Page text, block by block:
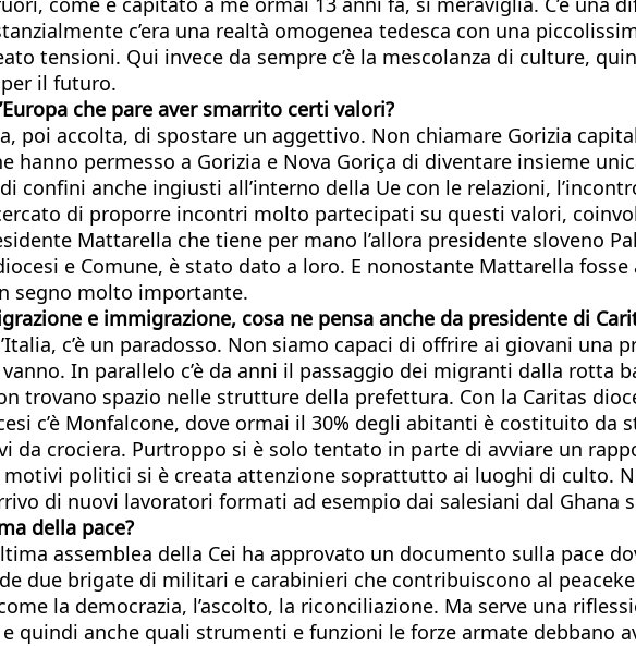
c’era una realtà omogenea tedesca con una
tensioni. Qui invece da sempre c’è la mescolanza di culture,
il futuro.
che pare aver smarrito certi valori?
poi accolta, di spostare un aggettivo. Non chiamare Gorizia
hanno permesso a Gorizia e Nova Goriça di diventare insieme
confini anche ingiusti all’interno della Ue con le relazioni,
di proporre incontri molto partecipati su questi valori,
Mattarella che tiene per mano l’allora presidente sloveno
e Comune, è stato dato a loro. E nonostante Mattarella
segno molto importante.
e immigrazione, cosa ne pensa anche da presidente di
c’è un paradosso. Non siamo capaci di offrire ai giovani una
In parallelo c’è da anni il passaggio dei migranti dalla rotta
trovano spazio nelle strutture della prefettura. Con la Caritas
c’è Monfalcone, dove ormai il 30% degli abitanti è costituito
da crociera. Purtroppo si è solo tentato in parte di avviare un
motivi politici si è creata attenzione soprattutto ai luoghi di culto.
di nuovi lavoratori formati ad esempio dai salesiani dal Ghana
della pace?
assemblea della Cei ha approvato un documento sulla pace
due brigate di militari e carabinieri che contribuiscono al
la democrazia, l’ascolto, la riconciliazione. Ma serve una
quindi anche quali strumenti e funzioni le forze armate debbano